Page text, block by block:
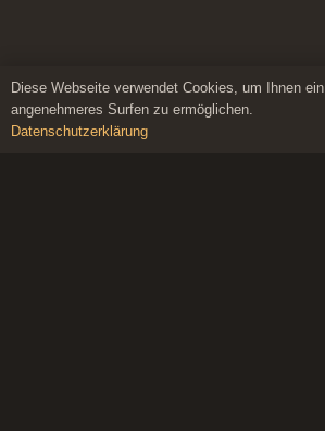
Diese Webseite verwendet Cookies, um Ihnen ein
angenehmeres Surfen zu ermöglichen.
Datenschutzerklärung